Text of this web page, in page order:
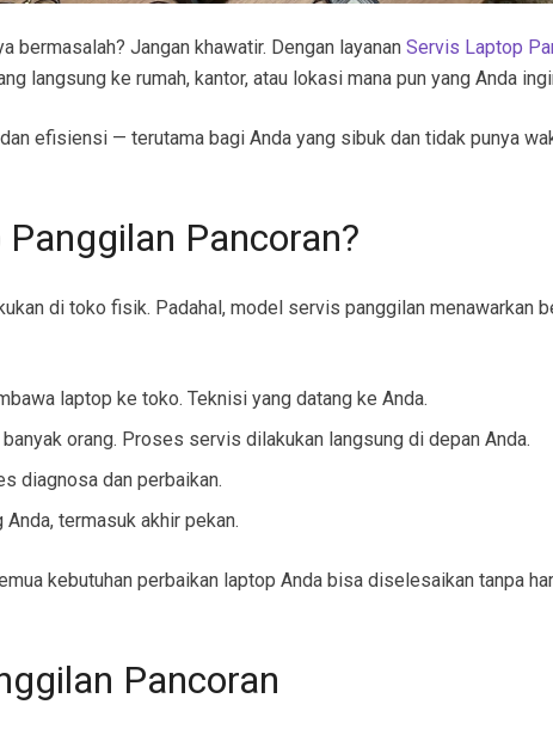
bermasalah? Jangan khawatir. Dengan layanan Servis Laptop
langsung ke rumah, kantor, atau lokasi mana pun yang Anda
efisiensi — terutama bagi Anda yang sibuk dan tidak punya
Pancoran?
di toko fisik. Padahal, model servis panggilan menawarkan
laptop ke toko. Teknisi yang datang ke Anda.
orang. Proses servis dilakukan langsung di depan Anda.
diagnosa dan perbaikan.
termasuk akhir pekan.
kebutuhan perbaikan laptop Anda bisa diselesaikan tanpa
Pancoran